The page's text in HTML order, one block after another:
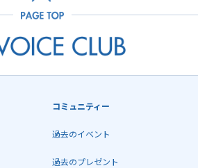
コミュニティー
過去のイベント
過去のプレゼント